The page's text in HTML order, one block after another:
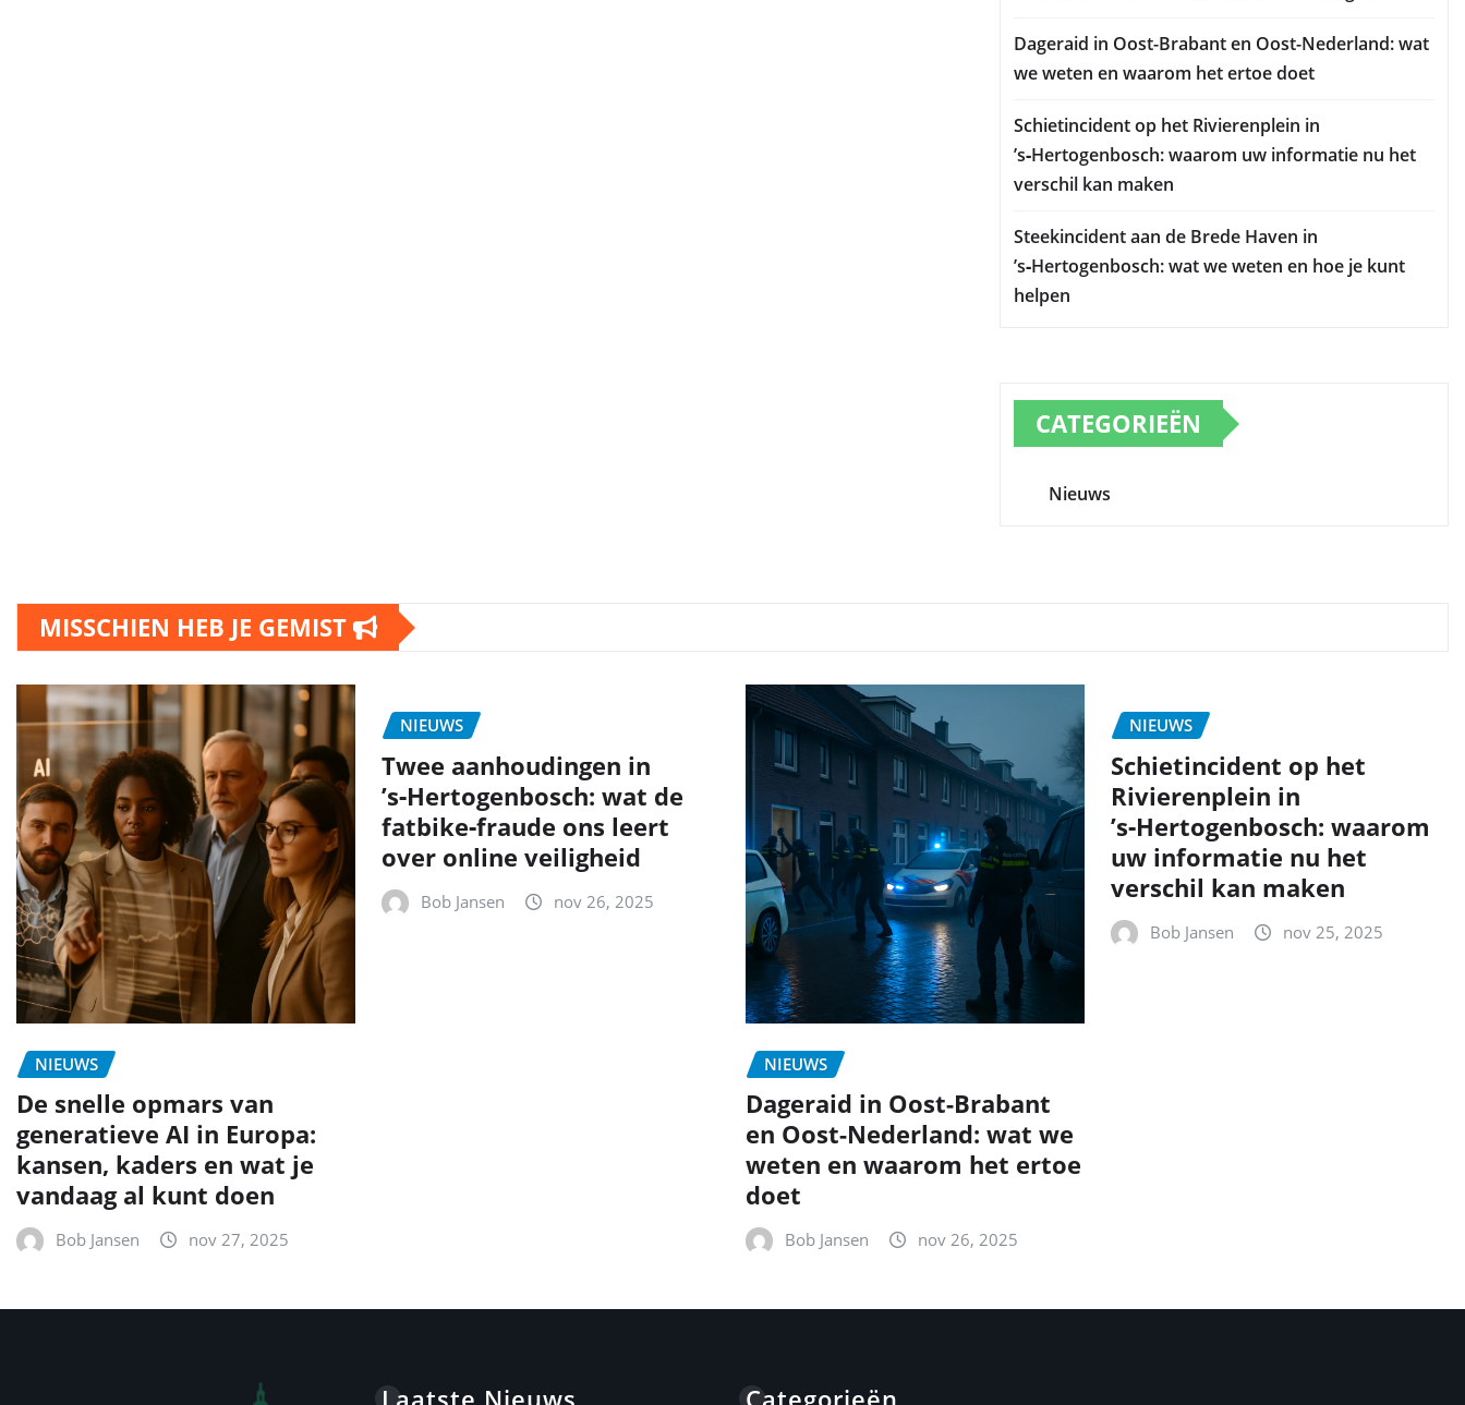
Dageraid in Oost-Brabant en Oost-Nederland: wat
we weten en waarom het ertoe doet
Schietincident op het Rivierenplein in
’s‑Hertogenbosch: waarom uw informatie nu het
verschil kan maken
Steekincident aan de Brede Haven in
’s‑Hertogenbosch: wat we weten en hoe je kunt
helpen
CATEGORIEËN
Nieuws
MISSCHIEN HEB JE GEMIST
NIEUWS
De snelle opmars van
generatieve AI in Europa:
kansen, kaders en wat je
vandaag al kunt doen
Bob Jansen nov 27, 2025
NIEUWS
Twee aanhoudingen in
’s‑Hertogenbosch: wat de
fatbike‑fraude ons leert
over online veiligheid
Bob Jansen nov 26, 2025
NIEUWS
Dageraid in Oost-Brabant
en Oost-Nederland: wat we
weten en waarom het ertoe
doet
Bob Jansen nov 26, 2025
NIEUWS
Schietincident op het
Rivierenplein in
’s‑Hertogenbosch: waarom
uw informatie nu het
verschil kan maken
Bob Jansen nov 25, 2025